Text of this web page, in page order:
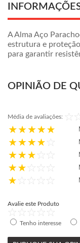
A Alma Aço
estrutura e
para garantir
OPINIÃO DE
Média de avaliações:
Avalie este Produto
Tenho interesse